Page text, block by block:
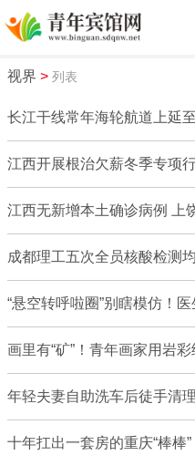
视界 > 列表
长江干线常年海轮航道上延
江西开展根治欠薪冬季专项
江西无新增本土确诊病例 上
成都理工五次全员核酸检测
“悬空转呼啦圈”别瞎模仿！
画里有“矿”！青年画家用岩
年轻夫妻自助洗车后徒手清
十年扛出一套房的重庆“棒棒